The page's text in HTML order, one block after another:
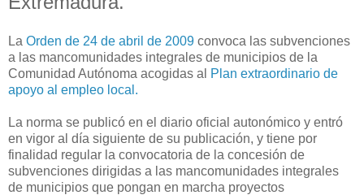
La Orden de 24 de abril de 2009 convoca las subvenciones
a las mancomunidades integrales de municipios de la
Comunidad Autónoma acogidas al
Plan extraordinario de
apoyo al empleo local.
La norma se publicó en el diario oficial autonómico y entró
en vigor al día siguiente de su publicación, y tiene por
finalidad regular la convocatoria de la concesión de
subvenciones dirigidas a las mancomunidades integrales
de municipios que pongan en marcha proyectos